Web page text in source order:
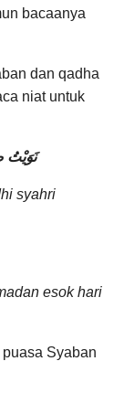
bacaanya
dan qadha
niat untuk
نَوَيْتُ
syahri
esok hari
Syaban